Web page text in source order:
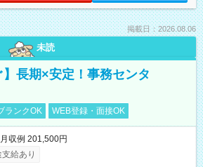
掲載日：2026.08.06
未読
】長期×安定！事務センタ
ランクOK WEB登録・面接OK
収例 201,500円
給あり